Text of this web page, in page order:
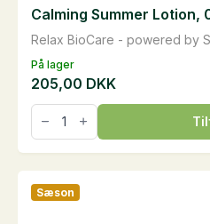
På lager
Relax BioCare - powered by
Calming Summer Lotion,
205,00 DKK
Calming
Summer
Lotion,
0,5
antal
Sæson